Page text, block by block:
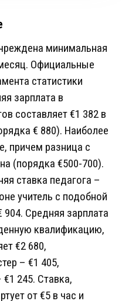
минимальная
Официальные
статистики
зарплата в
составляет €1 382 в
€ 880). Наиболее
причем разница с
(порядка €500-700).
ставка педагога –
учитель с подобной
Средняя зарплата
квалификацию,
€2 680,
– €1 405,
245. Ставка,
от €5 в час и